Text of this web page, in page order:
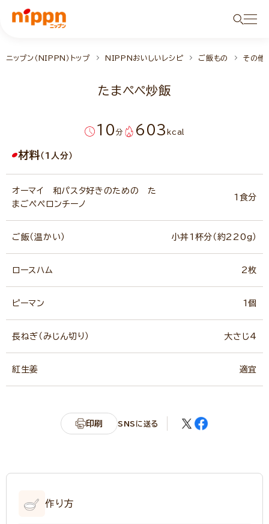
ニップン（NIPPN）トップ NIPPNおいしいレシピ ご飯もの その他
たまペペ炒飯
10 分 603kcal
材料（1人分）
オーマイ 和パスタ好きのための た
まごペペロンチーノ
1食分
ご飯（温かい） 小丼1杯分（約220g）
ロースハム 2枚
ピーマン 1個
長ねぎ（みじん切り） 大さじ4
紅生姜 適宜
印刷 SNSに送る
作り方